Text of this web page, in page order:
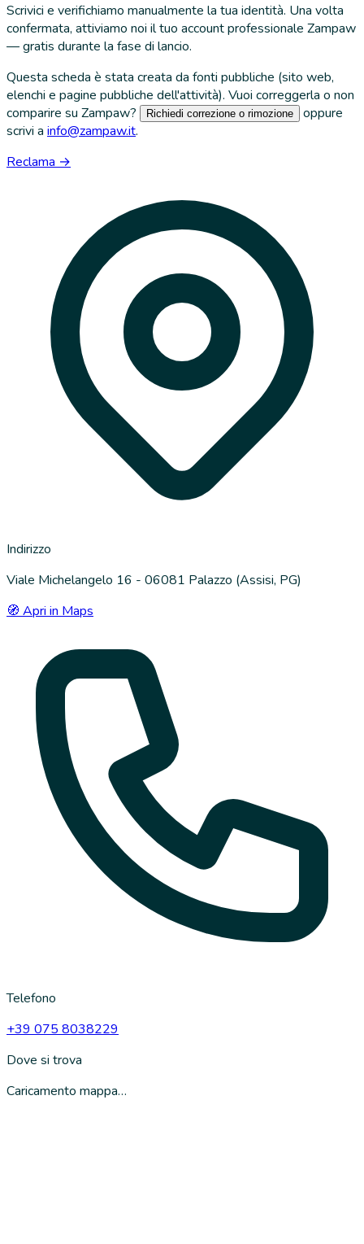
Scrivici e verifichiamo manualmente la tua identità. Una volta
confermata, attiviamo noi il tuo account professionale Zampaw
— gratis durante la fase di lancio.
Questa scheda è stata creata da fonti pubbliche (sito web,
elenchi e pagine pubbliche dell'attività). Vuoi correggerla o non
comparire su Zampaw?
Richiedi correzione o rimozione
oppure
scrivi a info@zampaw.it.
Reclama →
Indirizzo
Viale Michelangelo 16 - 06081 Palazzo (Assisi, PG)
🧭 Apri in Maps
Telefono
+39 075 8038229
Dove si trova
Caricamento mappa…